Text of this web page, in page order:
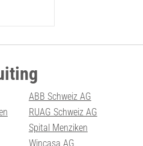
ABB Schweiz AG
RUAG Schweiz AG
Spital Menziken
Wincasa AG